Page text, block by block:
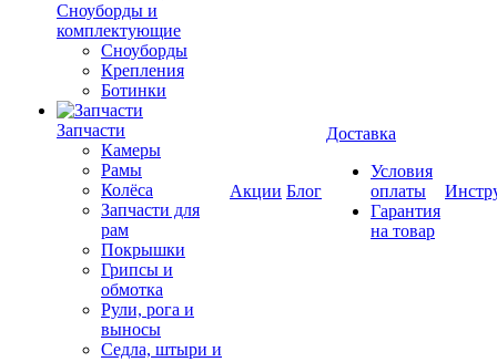
Cноуборды и
комплектующие
Сноуборды
Крепления
Ботинки
Запчасти
Камеры
Рамы
Колёса
Запчасти для
рам
Покрышки
Грипсы и
обмотка
Рули, рога и
выносы
Седла, штыри и
Акции Блог
Доставка
Условия
оплаты
Гарантия
на товар